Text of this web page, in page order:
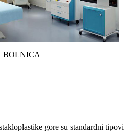
BOLNICA
gore su standardni tipovi